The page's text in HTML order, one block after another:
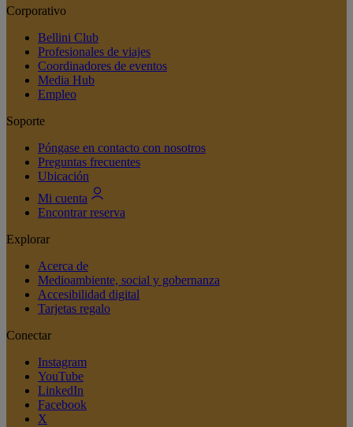
Corporativo
Bellini Club
Profesionales de viajes
Coordinadores de eventos
Media Hub
Empleo
Soporte
Póngase en contacto con nosotros
Preguntas frecuentes
Ubicación
Mi cuenta
Encontrar reserva
Explorar
Acerca de
Medioambiente, social y gobernanza
Accesibilidad digital
Tarjetas regalo
Conectar
Instagram
YouTube
LinkedIn
Facebook
X